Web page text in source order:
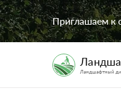
Приглашаем к
Ландшафтный
Главная страница